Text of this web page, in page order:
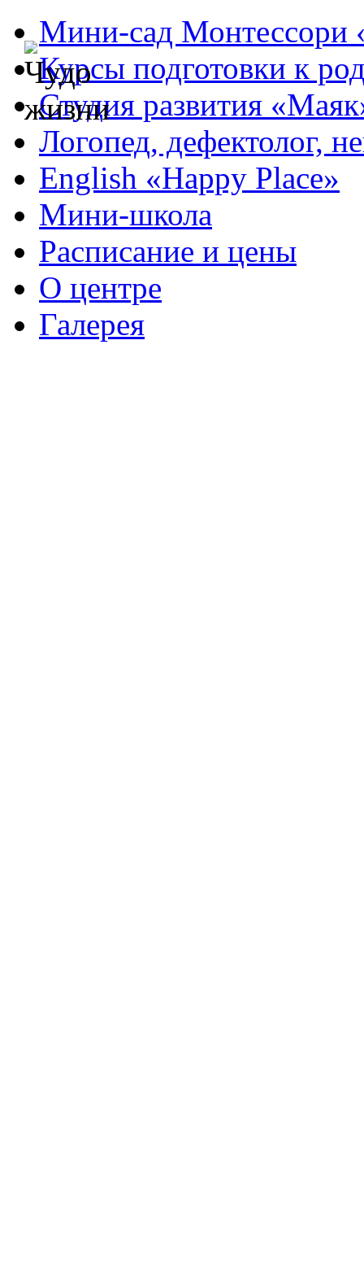
Мини-сад Монтессори
Курсы подготовки к
Студия развития
Логопед, дефектолог,
English «Happy Place»
Мини-школа
Расписание и цены
О центре
Галерея